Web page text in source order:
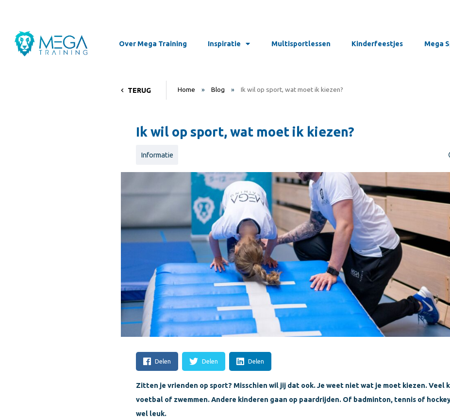
Over Mega Training Inspiratie Multisportlessen Kinderfeestjes Mega
TERUG Home » Blog » Ik wil op sport, wat moet ik kiezen?
Ik wil op sport, wat moet ik kiezen?
Informatie
Delen Delen Delen
Zitten je vrienden op sport? Misschien wil jij dat ook. Je weet niet wat je moet kiezen. Veel
voetbal of zwemmen. Andere kinderen gaan op paardrijden. Of badminton, tennis of
wel leuk.